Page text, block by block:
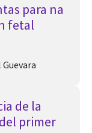
para na
fetal
Guevara
de la
primer